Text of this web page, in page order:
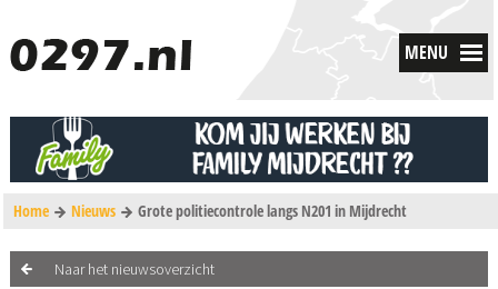
MENU
Home Nieuws Grote politiecontrole langs N201 in Mijdrecht
Naar het nieuwsoverzicht